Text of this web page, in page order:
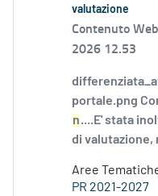
valutazione
Contenuto
2026 12.53
portale.png
n....E' stata
di valutazione,
Aree
PR 2021-2027